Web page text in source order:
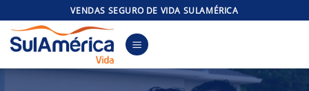
to
content
VENDAS SEGURO DE VIDA SULAMÉRICA